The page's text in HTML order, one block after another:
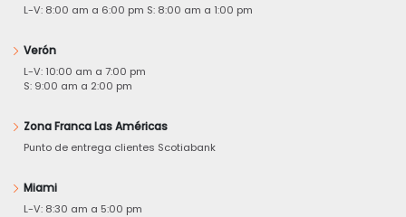
L-V: 8:00 am a 6:00 pm S: 8:00 am a 1:00 pm
Verón
L-V: 10:00 am a 7:00 pm
S: 9:00 am a 2:00 pm
Zona Franca Las Américas
Punto de entrega clientes Scotiabank
Miami
L-V: 8:30 am a 5:00 pm